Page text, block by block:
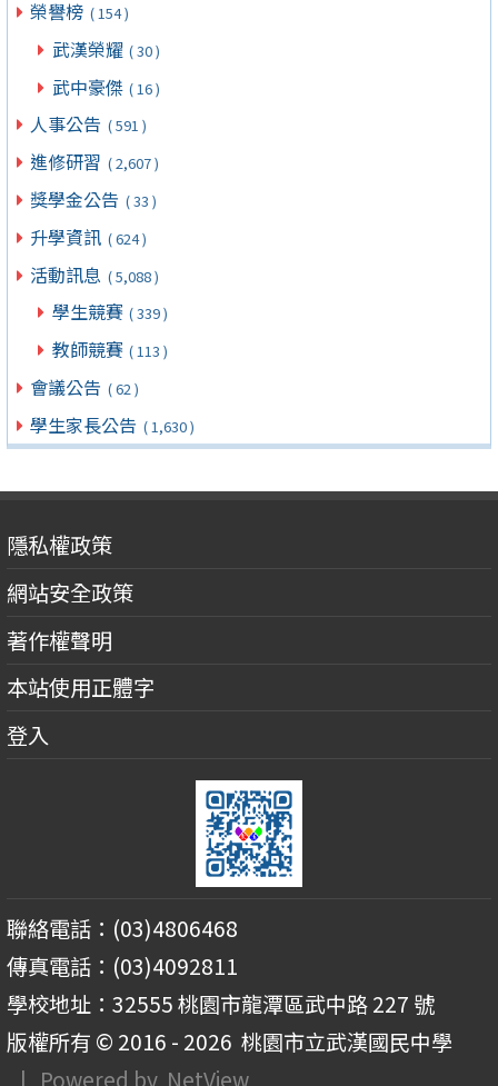
榮譽榜 ( 154 )
武漢榮耀 ( 30 )
武中豪傑 ( 16 )
人事公告 ( 591 )
進修研習 ( 2,607 )
獎學金公告 ( 33 )
升學資訊 ( 624 )
活動訊息 ( 5,088 )
學生競賽 ( 339 )
教師競賽 ( 113 )
會議公告 ( 62 )
學生家長公告 ( 1,630 )
隱私權政策
網站安全政策
著作權聲明
本站使用正體字
登入
聯絡電話：(03)4806468
傳真電話：(03)4092811
學校地址：32555 桃園市龍潭區武中路 227 號
版權所有 © 2016 - 2026 桃園市立武漢國民中學
| Powered by NetView